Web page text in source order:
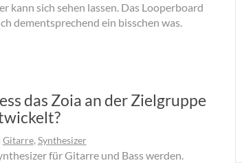
kann sich sehen lassen. Das Looperboard
dementsprechend ein bisschen was.
das Zoia an der Zielgruppe
Gitarre, Synthesizer
für Gitarre und Bass werden.